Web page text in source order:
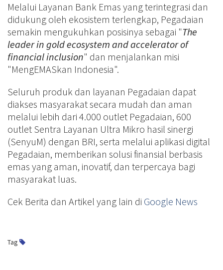
Melalui Layanan Bank Emas yang terintegrasi dan
didukung oleh ekosistem terlengkap, Pegadaian
semakin mengukuhkan posisinya sebagai "The
leader in gold ecosystem and accelerator of
financial inclusion" dan menjalankan misi
"MengEMASkan Indonesia".
Seluruh produk dan layanan Pegadaian dapat
diakses masyarakat secara mudah dan aman
melalui lebih dari 4.000 outlet Pegadaian, 600
outlet Sentra Layanan Ultra Mikro hasil sinergi
(SenyuM) dengan BRI, serta melalui aplikasi digital
Pegadaian, memberikan solusi finansial berbasis
emas yang aman, inovatif, dan terpercaya bagi
masyarakat luas.
Cek Berita dan Artikel yang lain di Google News
Tag